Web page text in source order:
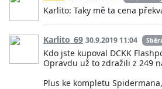
Karlito: Taky mě ta cena
Karlito_69 30.9.2019 11:04
Kdo jste kupoval DCKK
Opravdu už to zdražili z 249
Plus ke kompletu